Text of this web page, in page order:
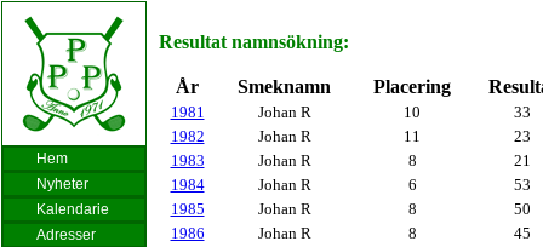
Resultat namnsökning:
År Smeknamn Placering
1981 Johan R 10
33
1982
Johan R 11
23
1983
Johan R 8
21
1984
Johan R 6
53
1985
Johan R 8
50
1986
Johan R 8
45
Hem
Nyheter
Kalendarie
Adresser